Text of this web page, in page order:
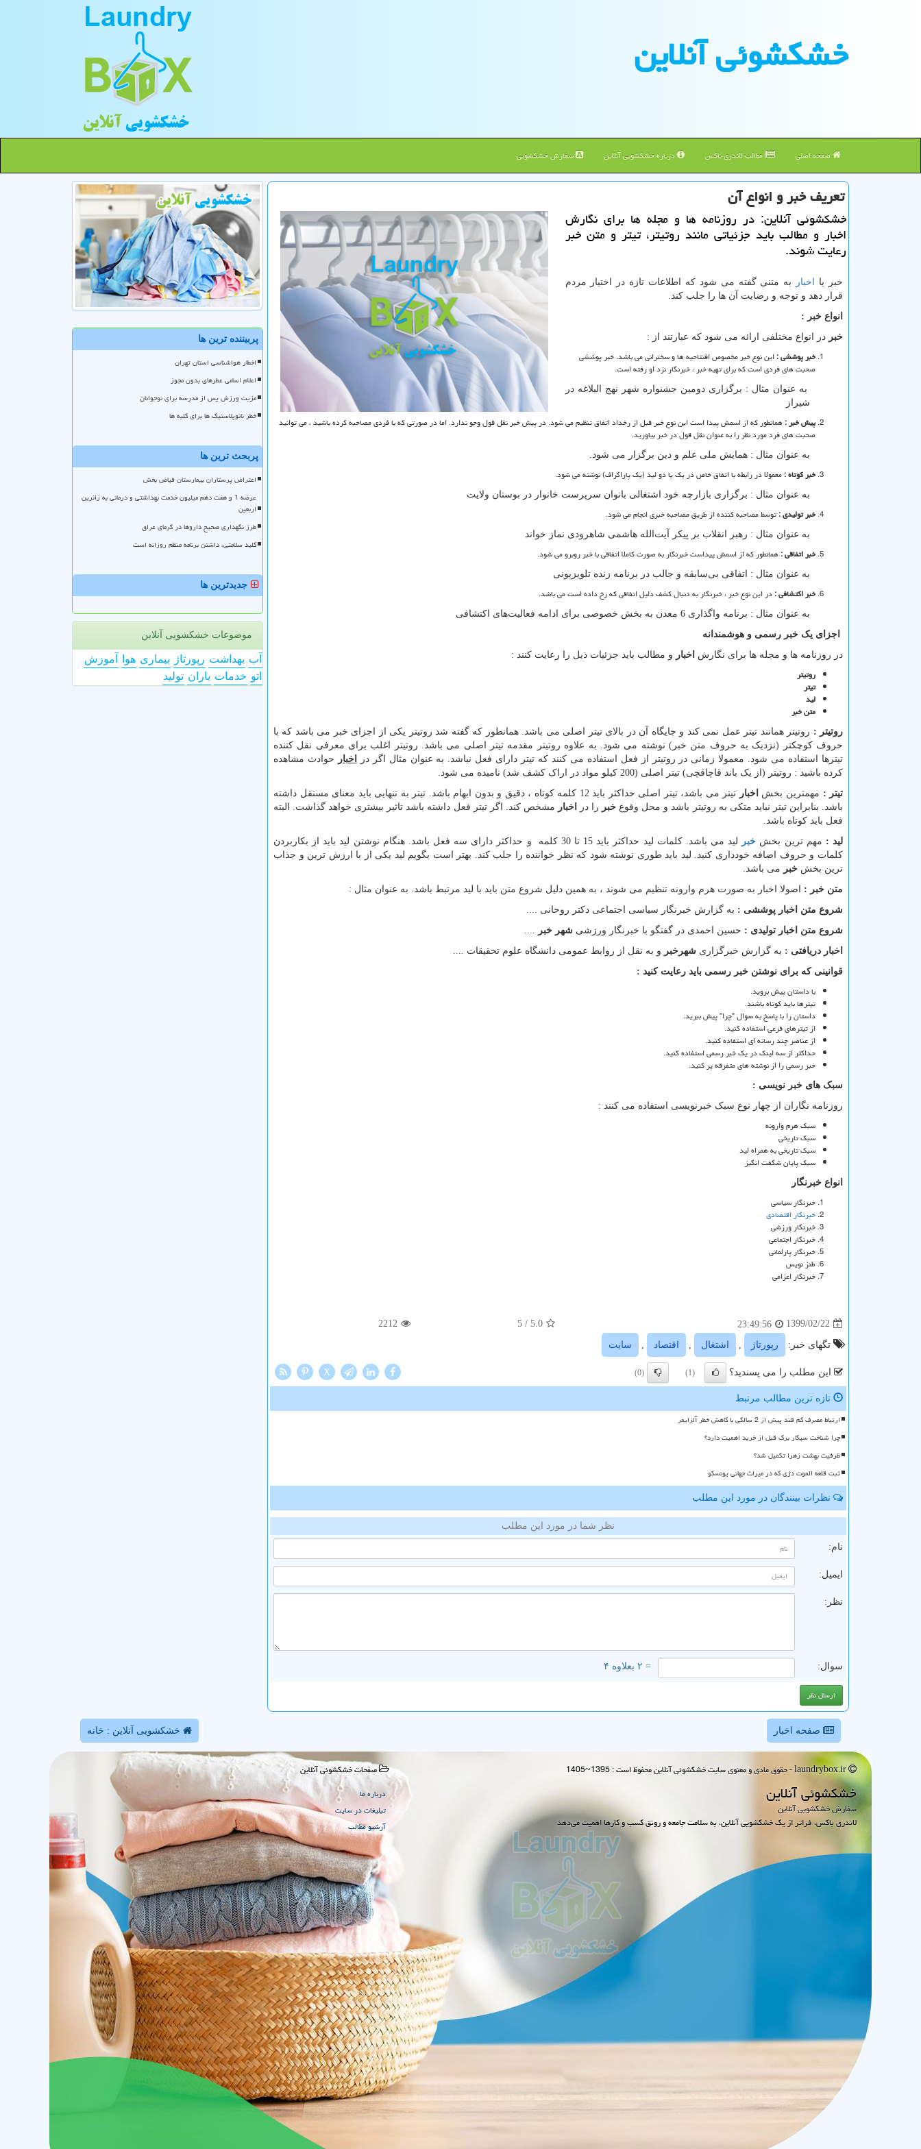
خشكشوئی آنلاین
صفحه اصلی مطالب لاندری باکس درباره خشکشویی آنلاین سفارش خشکشویی
تعریف خبر و انواع آن
خشكشوئی آنلاین: در روزنامه ها و مجله ها برای نگارش
اخبار و مطالب باید جزئیاتی مانند روتیتر، تیتر و متن خبر
رعایت شوند.
خبر یا اخبار
به متنی گفته می شود که اطلاعات تازه در اختیار مردم
قرار دهد و توجه و رضایت آن ها را جلب کند.
انواع خبر :
خبر در انواع مختلفی ارائه می شود که عبارتند از :
خبر پوششی :این نوع خبر مخصوص افتتاحیه ها و سخنرانی می باشد. خبر پوششی
صحبت های فردی است که برای تهیه خبر ، خبرنگار نزد او رفته است.
به عنوان مثال : برگزاری دومین جشنواره شهر نهج البلاغه در
شیراز
پیش خبر : همانطور که از اسمش پیدا است این نوع خبر قبل از رخداد اتفاق تنظیم می شود. در پیش خبر نقل قول وجو ندارد. اما در صورتی که با فردی مصاحبه کرده باشید ، می توانید
صحبت های فرد مورد نظر را به عنوان نقل قول در خبر بیاورید.
به عنوان مثال : همایش ملی علم و دین برگزار می شود.
خبر کوتاه :معمولا در رابطه با اتفاق خاص در یک یا دو لید (یک پاراگراف) نوشته می شود.
به عنوان مثال : برگزاری بازارچه خود اشتغالی بانوان سرپرست خانوار در بوستان ولایت
خبر تولیدی :توسط مصاحبه کننده از طریق مصاحبه خبری انجام می شود.
به عنوان مثال : رهبر انقلاب بر پیکر آیت‌الله هاشمی شاهرودی نماز خواند
خبر اتفاقی : همانطور که از اسمش پیداست خبرنگار به صورت کاملا اتفاقی با خبر روبرو می شود.
به عنوان مثال : اتفاقی بی‌سابقه و جالب در برنامه زنده تلویزیونی
خبر اکتشافی :در این نوع خبر ، خبرنگار به دنبال کشف دلیل اتفاقی که رخ داده است می باشد.
به عنوان مثال : برنامه واگذاری 6 معدن به بخش خصوصی برای ادامه فعالیت‌های اکتشافی
اجزای یک خبر رسمی و هوشمندانه
در روزنامه ها و مجله ها برای نگارش اخبار و مطالب باید جزئیات ذیل را رعایت کنند :
روتیتر
تیتر
لید
متن خبر
روتیتر : روتیتر همانند تیتر عمل نمی کند و جایگاه آن در بالای تیتر اصلی می باشد. همانطور که گفته شد روتیتر یکی از اجزای خبر می باشد که با
حروف کوچکتر (نزدیک به حروف متن خبر) نوشته می شود. به علاوه روتیتر مقدمه تیتر اصلی می باشد. روتیتر اغلب برای معرفی نقل کننده
تیترها استفاده می شود. معمولا زمانی در روتیتر از فعل استفاده می کنند که تیتر دارای فعل نباشد. به عنوان مثال اگر در
اخبار
حوادث مشاهده
کرده باشید : روتیتر (از یک باند قاچاقچی) تیتر اصلی (200 کیلو مواد در اراک کشف شد) نامیده می شود.
تیتر : مهمترین بخش اخبار
تیتر می باشد، تیتر اصلی حداکثر باید 12 کلمه کوتاه ، دقیق و بدون ابهام باشد. تیتر به تنهایی باید معنای مستقل داشته
باشد. بنابراین تیتر نباید متکی به روتیتر باشد و محل وقوع خبر را در اخبار مشخص کند. اگر تیتر فعل داشته باشد تاثیر بیشتری خواهد گذاشت. البته
فعل باید کوتاه باشد.
لید : مهم ترین بخش خبر
لید می باشد. کلمات لید حداکثر باید 15 تا 30 کلمه و حداکثر دارای سه فعل باشد. هنگام نوشتن لید باید از بکاربردن
کلمات و حروف اضافه خودداری کنید. لید باید طوری نوشته شود که نظر خواننده را جلب کند. بهتر است بگویم لید یکی از با ارزش ترین و جذاب
ترین بخش خبر می باشد.
متن خبر : اصولا اخبار به صورت هرم وارونه تنظیم می شوند ، به همین دلیل شروع متن باید با لید مرتبط باشد. به عنوان مثال :
شروع متن اخبار پوششی : به گزارش خبرنگار سیاسی اجتماعی دکتر روحانی ....
شروع متن اخبار تولیدی : حسین احمدی در گفتگو با خبرنگار ورزشی شهر خبر ....
اخبار دریافتی : به گزارش خبرگزاری شهرخبر و به نقل از روابط عمومی دانشگاه علوم تحقیقات ....
قوانینی که برای نوشتن خبر رسمی باید رعایت کنید :
با داستان پیش بروید.
تیترها باید کوتاه باشند.
داستان را با پاسخ به سوال "چرا" پیش ببرید.
از تیترهای فرعی استفاده کنید.
از عناصر چند رسانه ای استفاده کنید.
حداکثر از سه لینک در یک خبر رسمی استفاده کنید.
خبر رسمی را از نوشته های متفرقه پر کنید.
سبک های خبر نویسی :
روزنامه نگاران از چهار نوع سبک خبرنویسی استفاده می کنند :
سبک هرم وارونه
سبک تاریخی
سبک تاریخی به همراه لید
سبک پایان شگفت انگیز
انواع خبرنگار
خبرنگار سیاسی
خبرنگار اقتصادی
خبرنگار ورزشی
خبرنگار اجتماعی
خبرنگار پارلمانی
طنز نویس
خبرنگار اعزامی
1399/02/22
23:49:56
5.0
/ 5
2212
تگهای خبر: رپورتاژ اشتغال اقتصاد سایت
این مطلب را می پسندید؟ (1)
(0)
X
تازه ترین مطالب مرتبط
ارتباط مصرف کم قند پیش از 2 سالگی با کاهش خطر آلزایمر
چرا شناخت سیگار برگ قبل از خرید اهمیت دارد؟
ظرفیت بهشت زهرا تکمیل شد؟
ثبت قلعه الموت دژی که در میراث جهانی یونسکو
نظرات بینندگان در مورد این مطلب
نظر شما در مورد این مطلب
نام:
ایمیل:
نظر:
سوال: = ۲ بعلاوه ۴
پربیننده ترین ها
اخطار هواشناسی استان تهران
اعلام اسامی عطرهای بدون مجوز
مزیت ورزش پس از مدرسه برای نوجوانان
خطر نانوپلاستیک ها برای کلیه ها
پربحث ترین ها
اعتراض پرستاران بیمارستان فیاض بخش
عرضه 1 و هفت دهم میلیون خدمت بهداشتی و درمانی به زائرین
اربعین
طرز نگهداری صحیح داروها در گرمای عراق
کلید سلامتی، داشتن برنامه منظم روزانه است
جدیدترین ها
موضوعات خشکشویی آنلاین
آب بهداشت رپورتاژ بیماری هوا
آموزش
اتو خدمات باران تولید
صفحه اخبار خشکشویی آنلاین : خانه
laundrybox.ir - حقوق مادی و معنوی سایت خشكشوئی آنلاین محفوظ است : 1395~1405
خشكشوئی آنلاین
سفارش خشکشویی آنلاین
لاندری باکس، فراتر از یک خشکشویی آنلاین، به سلامت جامعه و رونق کسب و کارها اهمیت می‌دهد
صفحات خشكشوئی آنلاین
درباره ما
تبلیغات در سایت
آرشیو مطالب